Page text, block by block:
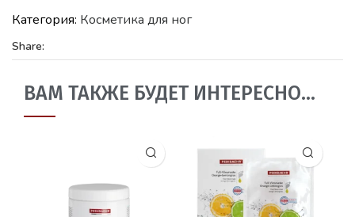
Категория: Косметика для ног
Share:
ВАМ ТАКЖЕ БУДЕТ ИНТЕРЕСНО…